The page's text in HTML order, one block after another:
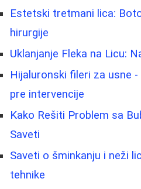
Estetski tretmani lica:
hirurgije
Uklanjanje Fleka na Licu:
Hijaluronski fileri za usne
pre intervencije
Kako Rešiti Problem sa
Saveti
Saveti o šminkanju i neži
tehnike